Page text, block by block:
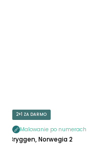
2+1 ZA DARMO
Malowanie po numerach
Bryggen, Norwegia 2